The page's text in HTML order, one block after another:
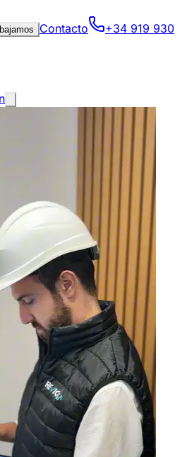
Contacto
+34 919 930